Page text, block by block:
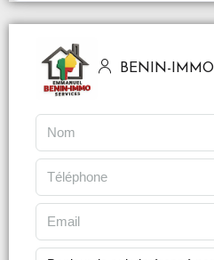
BENIN-IMMO